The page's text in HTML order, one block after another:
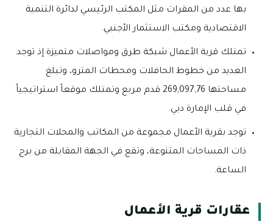
بها عدد من المقرات مثل المكتب الرئيسي لدائرة التنمية
الاقتصادية ومكتب الاستثمار الأجنبي.
تمتلك قرية الأعمال شبكة طرق ومواصلات متميزة إذ توجد
العديد من خطوط الحافلات ومحطات المترو، وتبلغ
مساحتها 269,097,76 قدم مربع وتمتلك موقعاً استراتيجياً
في قلب الإمارة دبي.
توجد بقرية الأعمال مجموعة من المكاتب والمحلات التجارية
ذات المساحات المتنوعة، وتقع في الجهة المقابلة من برج
الساعة.
عقارات قرية الأعمال